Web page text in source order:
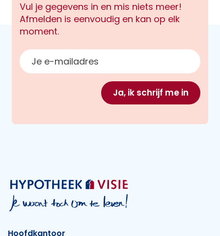
Vul je gegevens in en mis niets meer!
Afmelden is eenvoudig en kan op elk
moment.
E-mailadres
Ja, ik schrijf me in
Hoofdkantoor